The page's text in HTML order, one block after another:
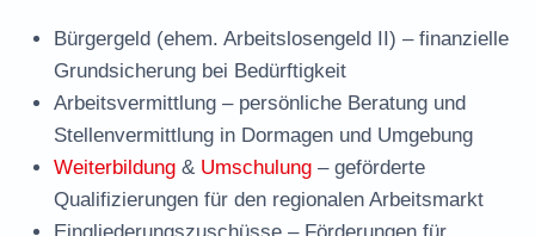
Bürgergeld (ehem. Arbeitslosengeld II) – finanzielle
Grundsicherung bei Bedürftigkeit
Arbeitsvermittlung – persönliche Beratung und
Stellenvermittlung in Dormagen und Umgebung
Weiterbildung & Umschulung – geförderte
Qualifizierungen für den regionalen Arbeitsmarkt